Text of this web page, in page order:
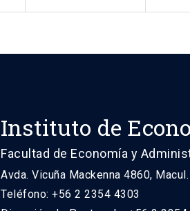
Instituto de
Facultad de Economía y
Avda. Vicuña Mackenna 4860,
Teléfono: +56 2 2354 4303